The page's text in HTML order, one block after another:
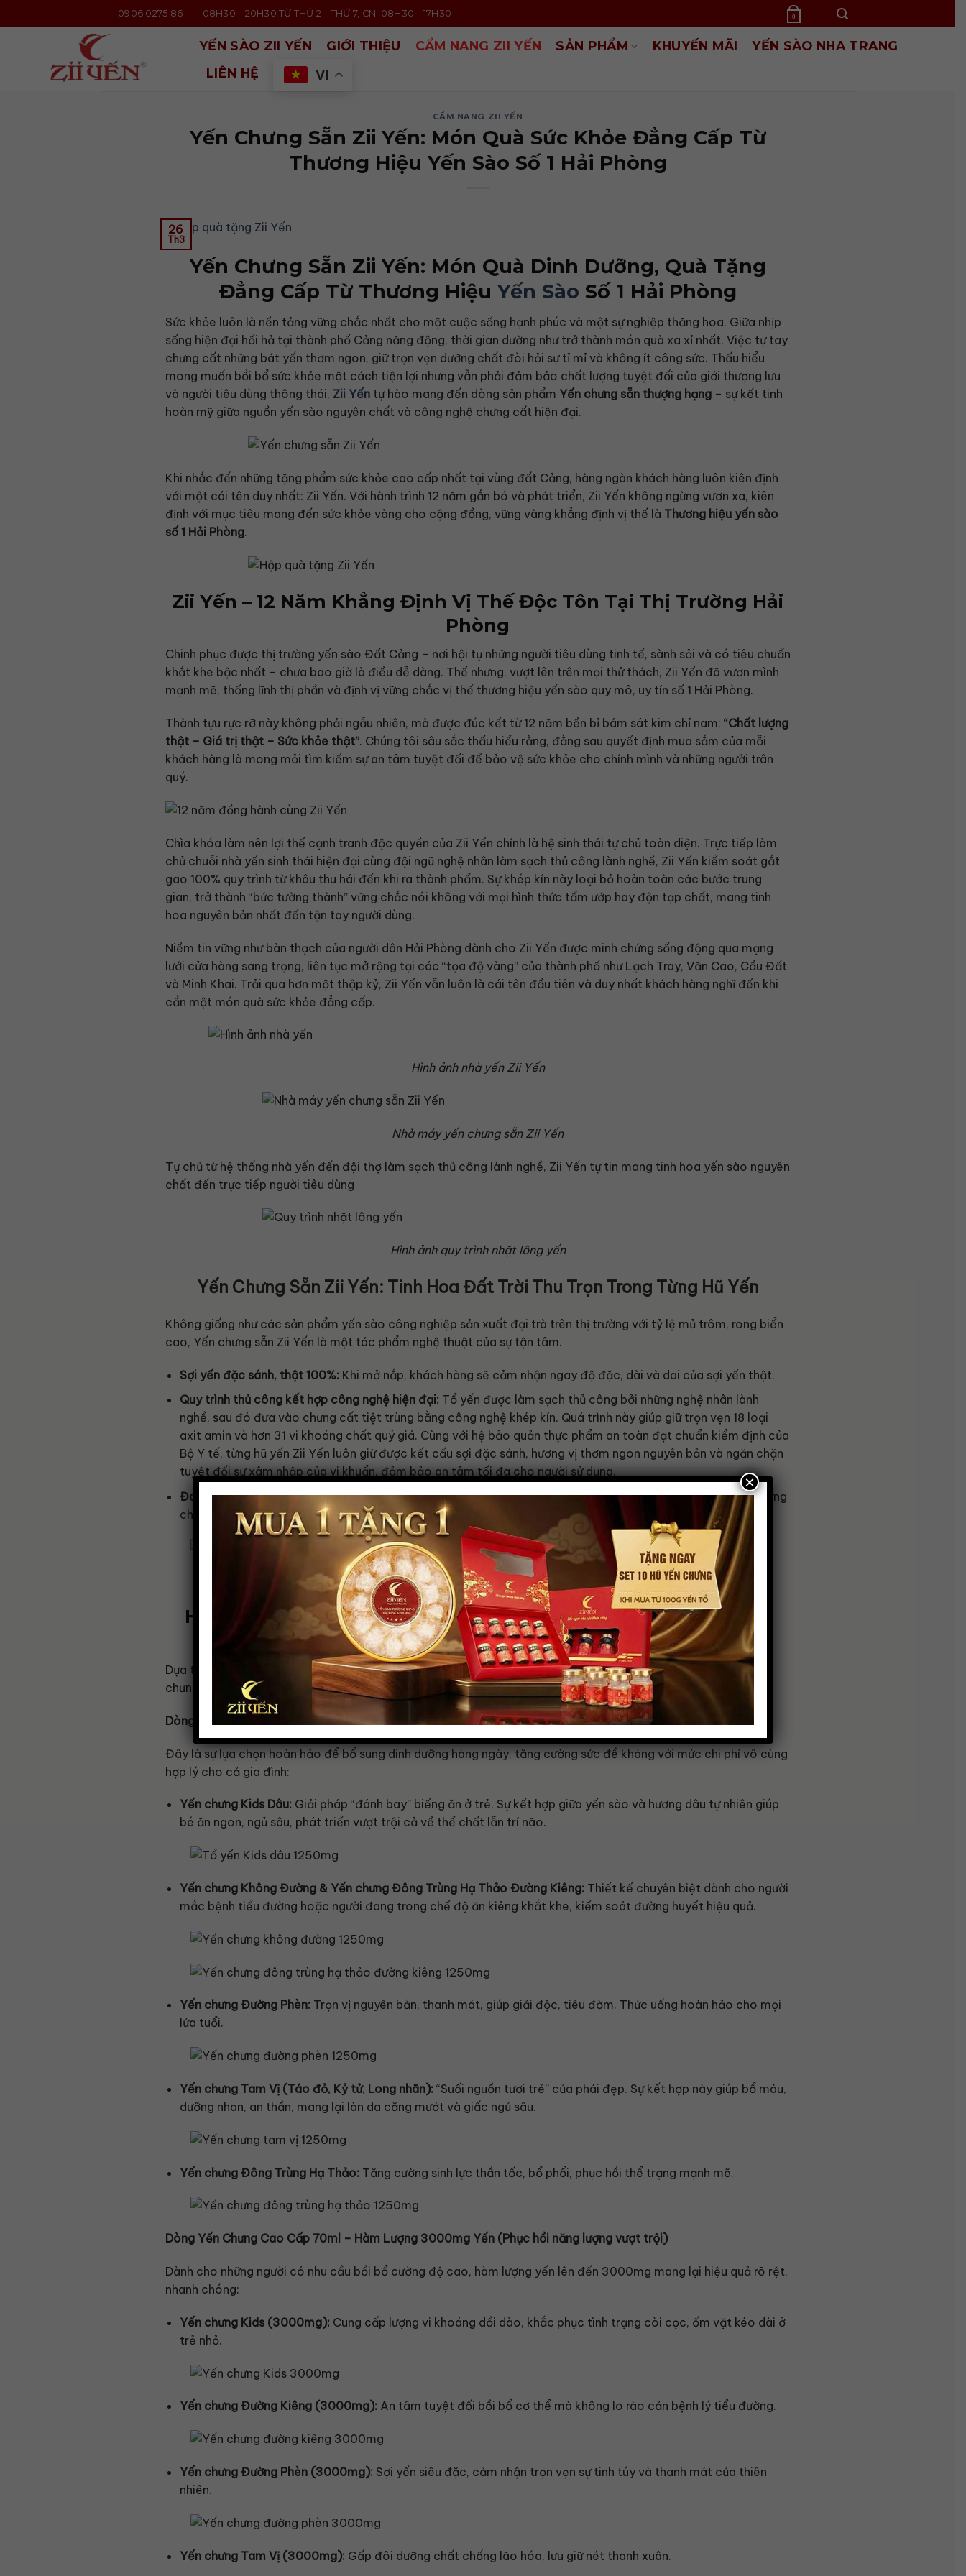
qua
0906 0275 86 08H30 – 20H30 TỪ THỨ 2 – THỨ 7, CN: 08H30 – 17H30 0
YẾN SÀO ZII YẾN GIỚI THIỆU CẨM NANG ZII YẾN SẢN PHẨM KHUYẾN MÃI
YẾN SÀO NHA TRANG
LIÊN HỆ
VI
CẨM NANG ZII YẾN
Yến Chưng Sẵn Zii Yến: Món Quà Sức Khỏe Đẳng Cấp Từ
Thương Hiệu Yến Sào Số 1 Hải Phòng
26
Th3
Yến Chưng Sẵn Zii Yến: Món Quà Dinh Dưỡng, Quà Tặng
Đẳng Cấp Từ Thương Hiệu Yến Sào Số 1 Hải Phòng
Sức khỏe luôn là nền tảng vững chắc nhất cho một cuộc sống hạnh phúc và một sự nghiệp thăng hoa. Giữa nhịp
sống hiện đại hối hả tại thành phố Cảng năng động, thời gian dường như trở thành món quà xa xỉ nhất. Việc tự tay
chưng cất những bát yến thơm ngon, giữ trọn vẹn dưỡng chất đòi hỏi sự tỉ mỉ và không ít công sức. Thấu hiểu
mong muốn bồi bổ sức khỏe một cách tiện lợi nhưng vẫn phải đảm bảo chất lượng tuyệt đối của giới thượng lưu
và người tiêu dùng thông thái, Zii Yếntự hào mang đến dòng sản phẩm Yến chưng sẵn thượng hạng– sự kết tinh
hoàn mỹ giữa nguồn yến sào nguyên chất và công nghệ chưng cất hiện đại.
Khi nhắc đến những tặng phẩm sức khỏe cao cấp nhất tại vùng đất Cảng, hàng ngàn khách hàng luôn kiên định
với một cái tên duy nhất: Zii Yến. Với hành trình 12 năm gắn bó và phát triển, Zii Yến không ngừng vươn xa, kiên
định với mục tiêu mang đến sức khỏe vàng cho cộng đồng, vững vàng khẳng định vị thế là Thương hiệu yến sào
số 1 Hải Phòng.
Zii Yến – 12 Năm Khẳng Định Vị Thế Độc Tôn Tại Thị Trường Hải
Phòng
Chinh phục được thị trường yến sào Đất Cảng – nơi hội tụ những người tiêu dùng tinh tế, sành sỏi và có tiêu chuẩn
khắt khe bậc nhất – chưa bao giờ là điều dễ dàng. Thế nhưng, vượt lên trên mọi thử thách, Zii Yến đã vươn mình
mạnh mẽ, thống lĩnh thị phần và định vị vững chắc vị thế thương hiệu yến sào quy mô, uy tín số 1 Hải Phòng.
Thành tựu rực rỡ này không phải ngẫu nhiên, mà được đúc kết từ 12 năm bền bỉ bám sát kim chỉ nam: “Chất lượng
thật – Giá trị thật – Sức khỏe thật”. Chúng tôi sâu sắc thấu hiểu rằng, đằng sau quyết định mua sắm của mỗi
khách hàng là mong mỏi tìm kiếm sự an tâm tuyệt đối để bảo vệ sức khỏe cho chính mình và những người trân
quý.
Chìa khóa làm nên lợi thế cạnh tranh độc quyền của Zii Yến chính là hệ sinh thái tự chủ toàn diện. Trực tiếp làm
chủ chuỗi nhà yến sinh thái hiện đại cùng đội ngũ nghệ nhân làm sạch thủ công lành nghề, Zii Yến kiểm soát gắt
gao 100% quy trình từ khâu thu hái đến khi ra thành phẩm. Sự khép kín này loại bỏ hoàn toàn các bước trung
gian, trở thành “bức tường thành” vững chắc nói không với mọi hình thức tẩm ướp hay độn tạp chất, mang tinh
hoa nguyên bản nhất đến tận tay người dùng.
Niềm tin vững như bàn thạch của người dân Hải Phòng dành cho Zii Yến được minh chứng sống động qua mạng
lưới cửa hàng sang trọng, liên tục mở rộng tại các “tọa độ vàng” của thành phố như Lạch Tray, Văn Cao, Cầu Đất
và Minh Khai. Trải qua hơn một thập kỷ, Zii Yến vẫn luôn là cái tên đầu tiên và duy nhất khách hàng nghĩ đến khi
cần một món quà sức khỏe đẳng cấp.
Hình ảnh nhà yến Zii Yến
Nhà máy yến chưng sẵn Zii Yến
Tự chủ từ hệ thống nhà yến đến đội thợ làm sạch thủ công lành nghề, Zii Yến tự tin mang tinh hoa yến sào nguyên
chất đến trực tiếp người tiêu dùng
Hình ảnh quy trình nhặt lông yến
Yến Chưng Sẵn Zii Yến: Tinh Hoa Đất Trời Thu Trọn Trong Từng Hũ Yến
Không giống như các sản phẩm yến sào công nghiệp sản xuất đại trà trên thị trường với tỷ lệ mủ trôm, rong biển
cao, Yến chưng sẵn Zii Yến là một tác phẩm nghệ thuật của sự tận tâm.
Sợi yến đặc sánh, thật 100%: Khi mở nắp, khách hàng sẽ cảm nhận ngay độ đặc, dài và dai của sợi yến thật.
Quy trình thủ công kết hợp công nghệ hiện đại: Tổ yến được làm sạch thủ công bởi những nghệ nhân lành
nghề, sau đó đưa vào chưng cất tiệt trùng bằng công nghệ khép kín. Quá trình này giúp giữ trọn vẹn 18 loại
axit amin và hơn 31 vi khoáng chất quý giá. Cùng với hệ bảo quản thực phẩm an toàn đạt chuẩn kiểm định của
Bộ Y tế, từng hũ yến Zii Yến luôn giữ được kết cấu sợi đặc sánh, hương vị thơm ngon nguyên bản và ngăn chặn
tuyệt đối sự xâm nhập của vi khuẩn, đảm bảo an tâm tối đa cho người sử dụng.
Đa dạng dung tích và hàm lượng:Minh bạch tuyệt đối về lượng yến nguyên chất trong từng sản phẩm, đáp ứng
chính xác từng nhu cầu và thể trạng của người dùng.
Yến chưng sẵn Zii Yến
Hệ Sinh Thái Yến Chưng Zii Yến – Giải Pháp Cá Nhân Hóa Cho
Mọi Thể Trạng
Dựa trên nguồn nguyên liệu thượng hạng, Zii Yến đã nghiên cứu và đưa ra thị trường các dòng sản phẩm yến
chưng vô cùng phong phú, được chia theo dung tích và hàm lượng yến cụ thể:
Dòng Yến Chưng 70ml – Hàm Lượng 1250mg Yến (Duy trì sức khỏe mỗi ngày)
Đây là sự lựa chọn hoàn hảo để bổ sung dinh dưỡng hàng ngày, tăng cường sức đề kháng với mức chi phí vô cùng
hợp lý cho cả gia đình:
Yến chưng Kids Dâu: Giải pháp “đánh bay” biếng ăn ở trẻ. Sự kết hợp giữa yến sào và hương dâu tự nhiên giúp
bé ăn ngon, ngủ sâu, phát triển vượt trội cả về thể chất lẫn trí não.
Yến chưng Không Đường & Yến chưng Đông Trùng Hạ Thảo Đường Kiêng: Thiết kế chuyên biệt dành cho người
mắc bệnh tiểu đường hoặc người đang trong chế độ ăn kiêng khắt khe, kiểm soát đường huyết hiệu quả.
Yến chưng Đường Phèn: Trọn vị nguyên bản, thanh mát, giúp giải độc, tiêu đờm. Thức uống hoàn hảo cho mọi
lứa tuổi.
Yến chưng Tam Vị (Táo đỏ, Kỷ tử, Long nhãn): “Suối nguồn tươi trẻ” của phái đẹp. Sự kết hợp này giúp bổ máu,
dưỡng nhan, an thần, mang lại làn da căng mướt và giấc ngủ sâu.
Yến chưng Đông Trùng Hạ Thảo: Tăng cường sinh lực thần tốc, bổ phổi, phục hồi thể trạng mạnh mẽ.
Dòng Yến Chưng Cao Cấp 70ml – Hàm Lượng 3000mg Yến (Phục hồi năng lượng vượt trội)
Dành cho những người có nhu cầu bồi bổ cường độ cao, hàm lượng yến lên đến 3000mg mang lại hiệu quả rõ rệt,
nhanh chóng:
Yến chưng Kids (3000mg): Cung cấp lượng vi khoáng dồi dào, khắc phục tình trạng còi cọc, ốm vặt kéo dài ở
trẻ nhỏ.
Yến chưng Đường Kiêng (3000mg): An tâm tuyệt đối bồi bổ cơ thể mà không lo rào cản bệnh lý tiểu đường.
Yến chưng Đường Phèn (3000mg): Sợi yến siêu đặc, cảm nhận trọn vẹn sự tinh túy và thanh mát của thiên
nhiên.
Yến chưng Tam Vị (3000mg): Gấp đôi dưỡng chất chống lão hóa, lưu giữ nét thanh xuân.
×